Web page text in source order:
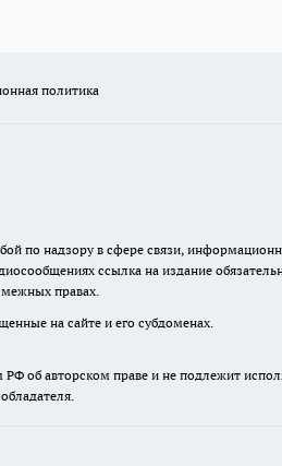
политика
по надзору в сфере связи,
ссылка на издание
правах.
на сайте и его субдоменах.
об авторском праве и не подлежит